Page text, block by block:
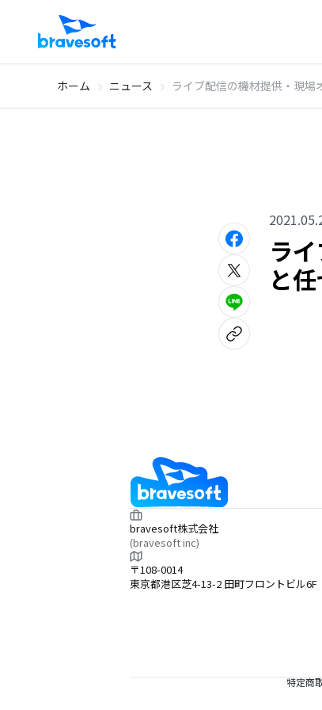
ホーム ニュース ライブ配信の機材提供・現場
ラ
と
bravesoft株式会社
(bravesoft inc)
〒108-0014
東京都港区芝4-13-2 田町フロントビル6F
特定商